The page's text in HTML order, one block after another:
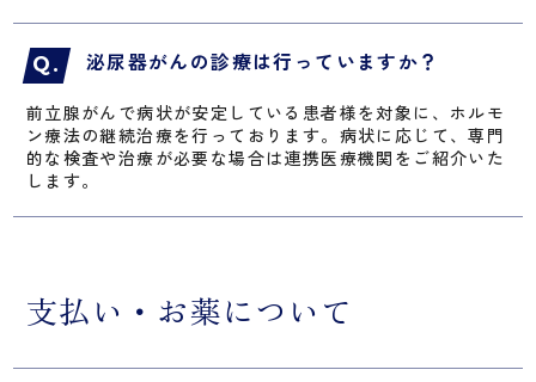
泌尿器がんの診療は行っていますか？
前立腺がんで病状が安定している患者様を対象に、ホルモ
ン療法の継続治療を行っております。病状に応じて、専門
的な検査や治療が必要な場合は連携医療機関をご紹介いた
します。
支払い・お薬について